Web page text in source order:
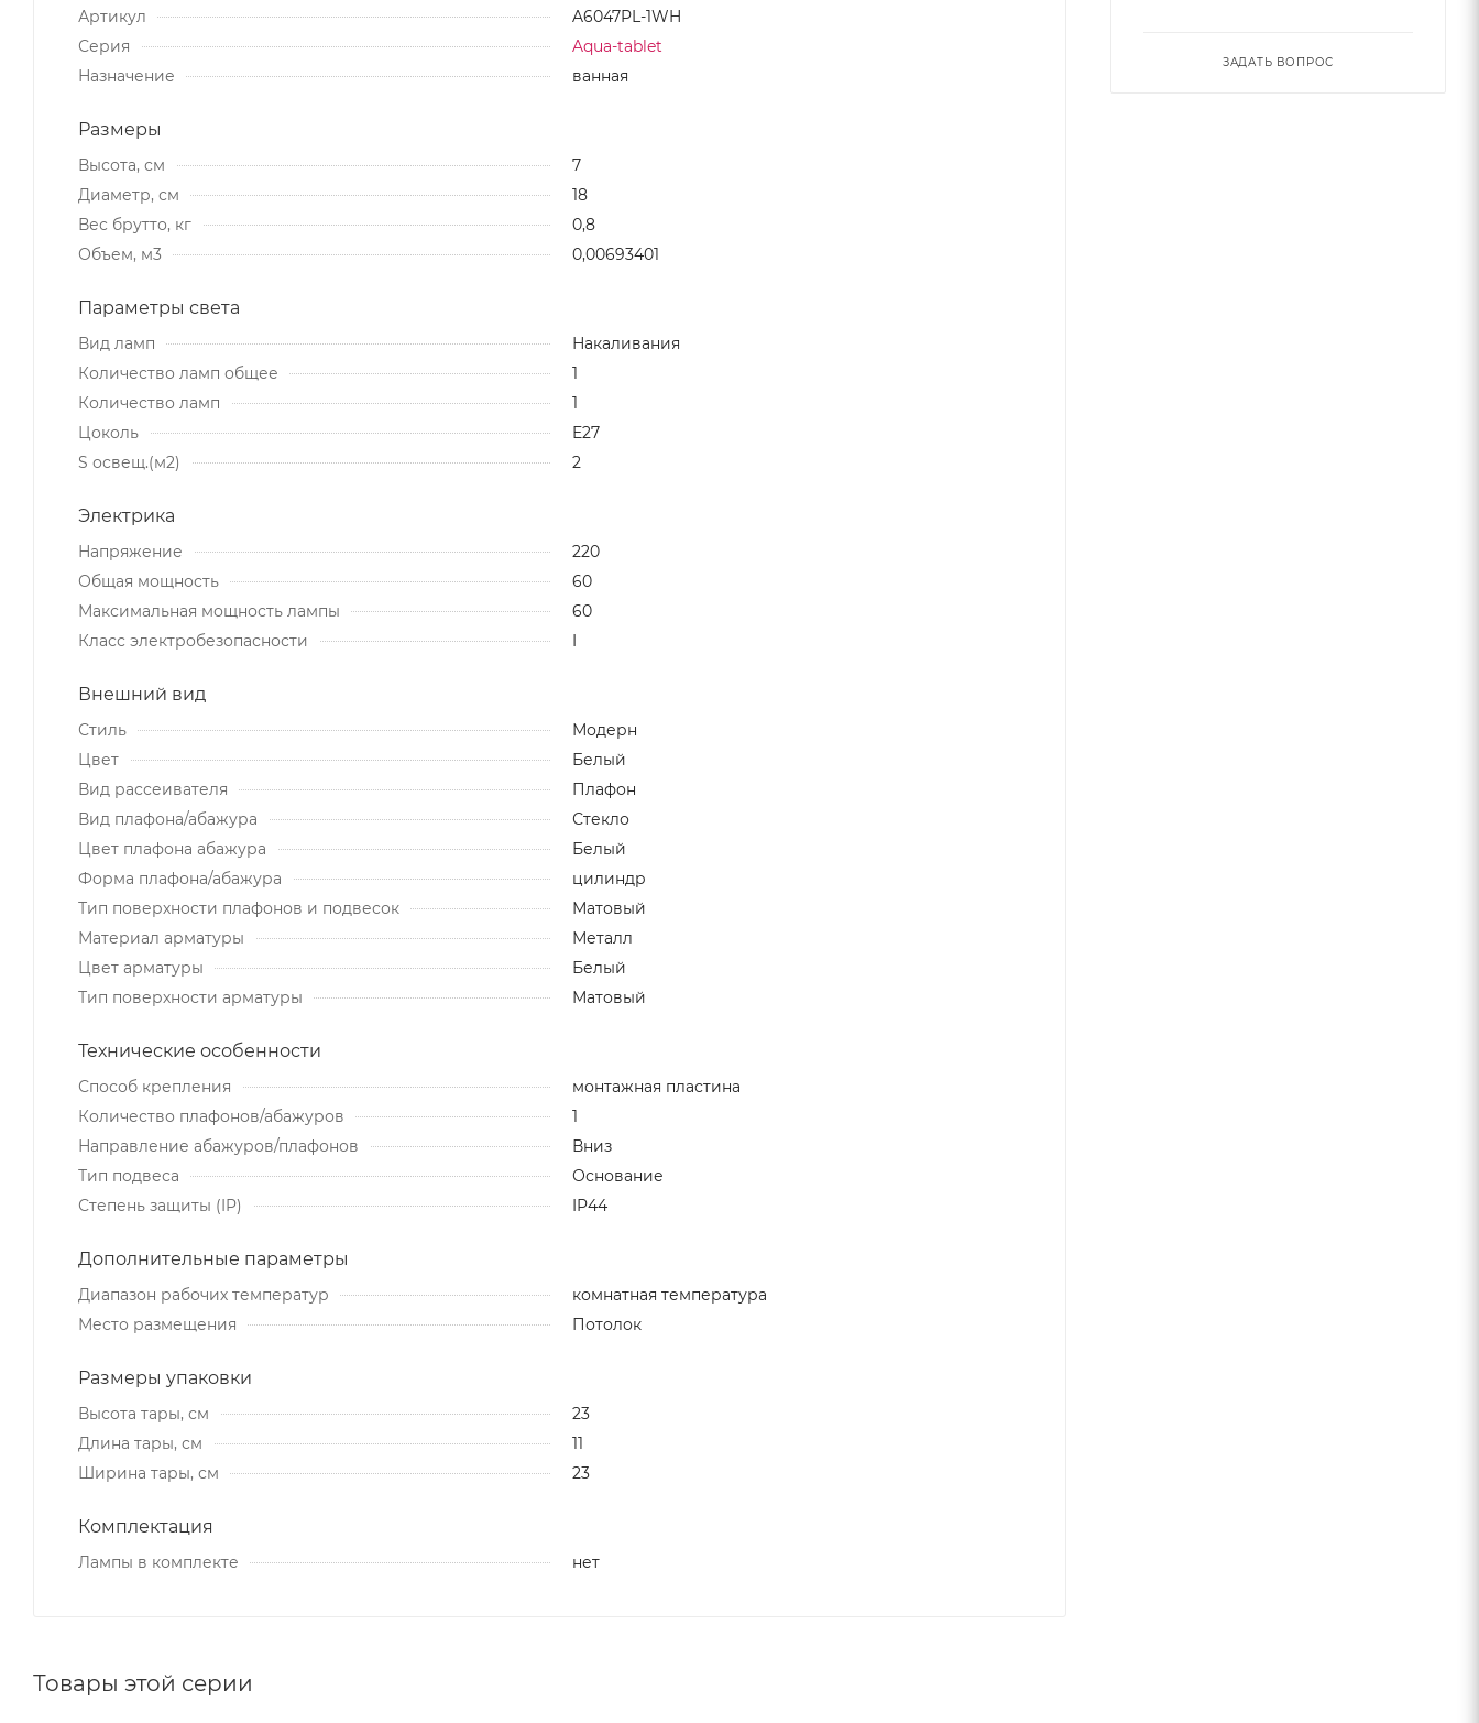
Артикул
A6047PL-1WH
Серия
Aqua-tablet
Назначение
ванная
Размеры
Высота, см
7
Диаметр, см
18
Вес брутто, кг
0,8
Объем, м3
0,00693401
Параметры света
Вид ламп
Накаливания
Количество ламп общее
1
Количество ламп
1
Цоколь
E27
S освещ.(м2)
2
Электрика
Напряжение
220
Общая мощность
60
Максимальная мощность лампы
60
Класс электробезопасности
I
Внешний вид
Стиль
Модерн
Цвет
Белый
Вид рассеивателя
Плафон
Вид плафона/абажура
Стекло
Цвет плафона абажура
Белый
Форма плафона/абажура
цилиндр
Тип поверхности плафонов и подвесок
Матовый
Материал арматуры
Металл
Цвет арматуры
Белый
Тип поверхности арматуры
Матовый
Технические особенности
Способ крепления
монтажная пластина
Количество плафонов/абажуров
1
Направление абажуров/плафонов
Вниз
Тип подвеса
Основание
Степень защиты (IP)
IP44
Дополнительные параметры
Диапазон рабочих температур
комнатная температура
Место размещения
Потолок
Размеры упаковки
Высота тары, см
23
Длина тары, см
11
Ширина тары, см
23
Комплектация
Лампы в комплекте нет
Товары этой серии
ЗАДАТЬ ВОПРОС